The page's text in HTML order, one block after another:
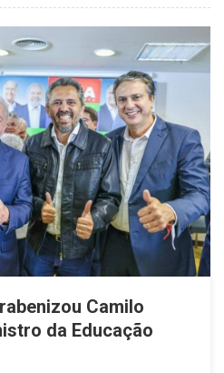
Camilo
da Educação